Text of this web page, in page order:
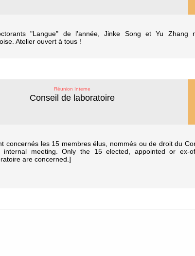
"Langue" de l'année, Jinke Song et Yu Zhang
Atelier ouvert à tous !
Réunion Interne
Conseil de laboratoire
concernés les 15 membres élus, nommés ou de droit du
meeting. Only the 15 elected, appointed or ex-
are concerned.]